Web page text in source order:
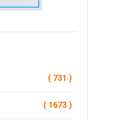
( 731 )
( 1673 )